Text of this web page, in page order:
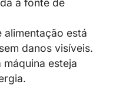
à fonte de
está
danos visíveis.
esteja